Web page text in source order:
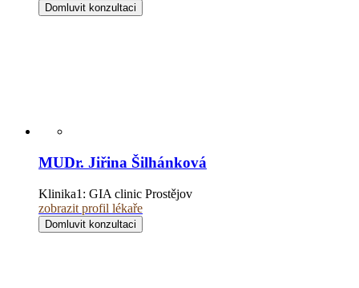
Domluvit konzultaci
MUDr. Jiřina Šilhánková
Klinika1: GIA clinic Prostějov
zobrazit profil lékaře
Domluvit konzultaci